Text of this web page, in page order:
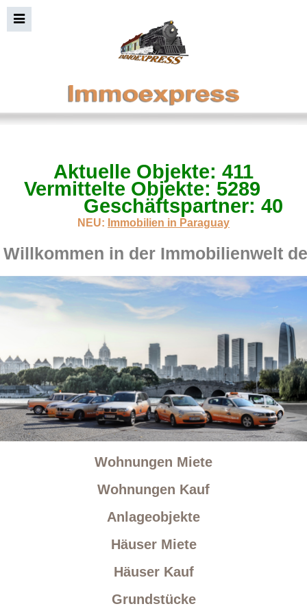
Immobiliensuche+Bild
Aktuelle Objekte: 411
Vermittelte Objekte: 5289
Geschäftspartner: 40
NEU: Immobilien in Paraguay
Willkommen in der Immobilienwelt
Wohnungen Miete
Wohnungen Kauf
Anlageobjekte
Häuser Miete
Häuser Kauf
Grundstücke